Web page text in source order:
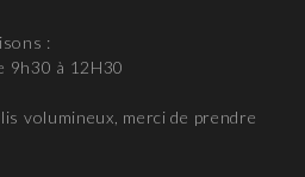
:
9h30 à 12H30
volumineux, merci de prendre